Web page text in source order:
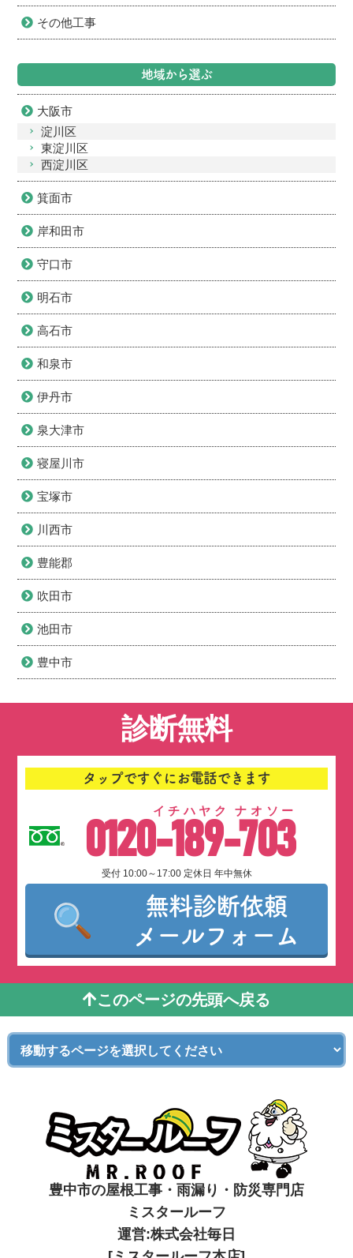
その他工事
地域から選ぶ
大阪市
淀川区
東淀川区
西淀川区
箕面市
岸和田市
守口市
明石市
高石市
和泉市
伊丹市
泉大津市
寝屋川市
宝塚市
川西市
豊能郡
吹田市
池田市
豊中市
診断無料
タップですぐにお電話できます
0120-189-703
イチハヤク ナオソー
受付 10:00～17:00 定休日 年中無休
無料診断依頼
メールフォーム
このページの先頭へ戻る
豊中市の屋根工事・雨漏り・防災専門店
ミスタールーフ
運営:株式会社毎日